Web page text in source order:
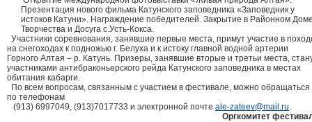
Презентация нового фильма Катунского заповедника «Заповедник у
истоков Катуни». Награждение победителей. Закрытие в Районном
Творчества и Досуга с.Усть-Кокса.
Участники соревнования, занявшие первые места, примут участие в
на снегоходах к подножью г. Белуха и к истоку главной водной артерии
Горного Алтая – р. Катунь. Призеры, занявшие вторые и третьи места,
участниками антибраконьерского рейда Катунского заповедника в местах
обитания кабарги.
По всем вопросам, связанным с участием в фестивале, можно обращаться
по телефонам
(913) 6997049, (913)7017733 и электронной почте ale-zateev@mail.ru.
Оргкомитет